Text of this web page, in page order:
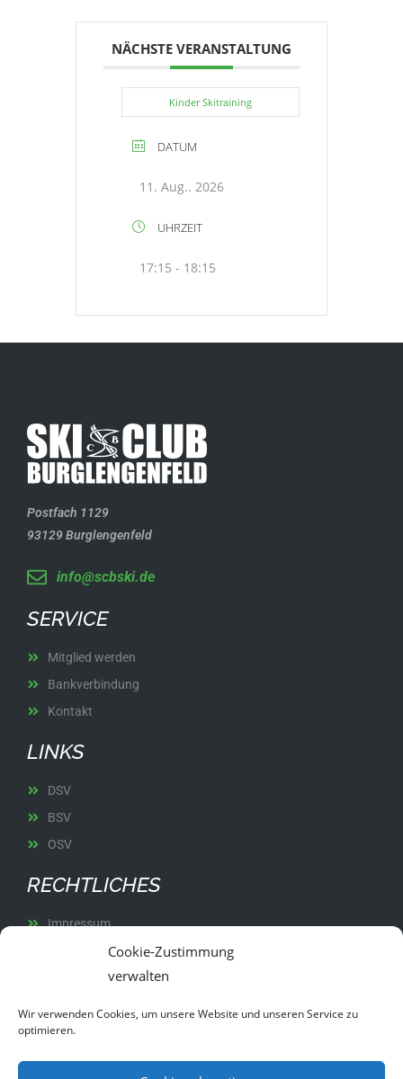
Cookie-Zustimmung
verwalten
Wir verwenden Cookies, um unsere Website und unseren Service zu
optimieren.
NÄCHSTE VERANSTALTUNG
Kinder Skitraining
DATUM
11. Aug.. 2026
UHRZEIT
17:15 - 18:15
Postfach 1129
93129 Burglengenfeld
info@scbski.de
SERVICE
Mitglied werden
Bankverbindung
Kontakt
LINKS
DSV
BSV
OSV
RECHTLICHES
Impressum
Datenschutz